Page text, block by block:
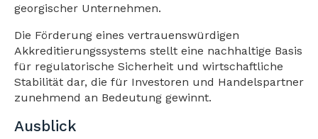
georgischer Unternehmen.
Die Förderung eines vertrauenswürdigen
Akkreditierungssystems stellt eine nachhaltige Basis
für regulatorische Sicherheit und wirtschaftliche
Stabilität dar, die für Investoren und Handelspartner
zunehmend an Bedeutung gewinnt.
Ausblick